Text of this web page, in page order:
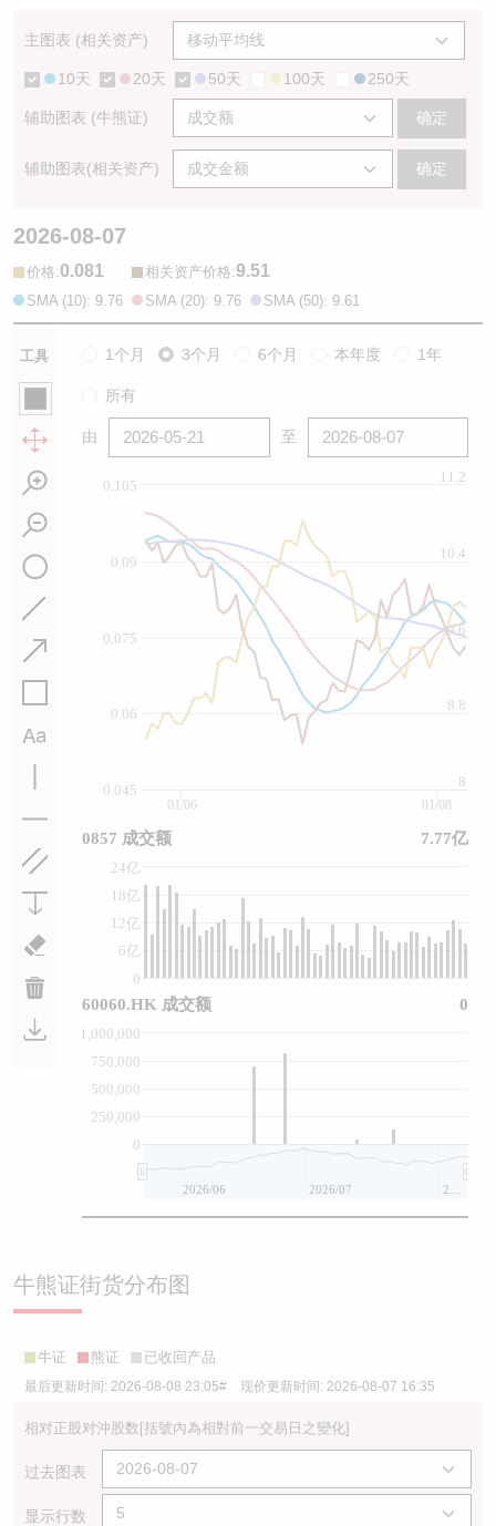
主图表 (相关资产)
10天 20天 50天 100天 250天
辅助图表 (牛熊证) 确定
辅助图表(相关资产) 确定
2026-08-07
价格:0.081 相关资产价格:9.51
SMA (10): 9.76 SMA (20): 9.76 SMA (50): 9.61
工具 1个月 3个月 6个月 本年度 1年
所有
由 至
0.045
0.06
0.075
0.09
0.105
8
8.8
9.6
10.4
11.2
0
6亿
12亿
18亿
24亿
0
250,000
500,000
750,000
1,000,000
01/06 01/08
2026/06 2026/07
0857 成交额 7.77亿
60060.HK 成交额 0
牛熊证街货分布图
牛证 熊证 已收回产品
最后更新时间: 2026-08-08 23:05# 现价更新时间: 2026-08-07 16:35
相对正股对沖股数[括號內為相對前一交易日之變化]
过去图表
显示行数